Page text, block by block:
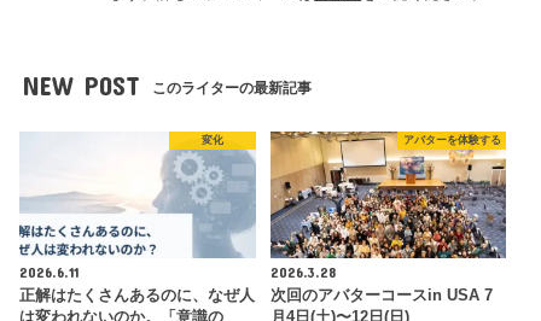
NEW POST このライターの最新記事
変化
2026.6.11
正解はたくさんあるのに、なぜ人
アバターを体験する
2026.3.28
次回のアバターコースin USA 7